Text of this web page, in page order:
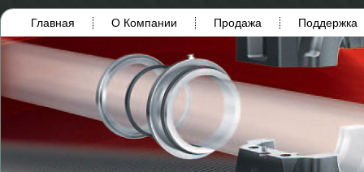
Главная О Компании Продажа Поддержка